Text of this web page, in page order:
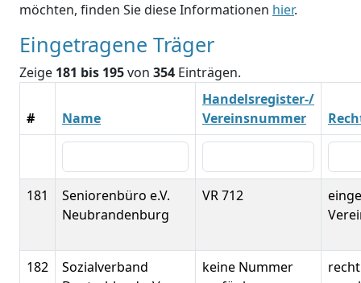
möchten, finden Sie diese Informationen hier.
Eingetragene Träger
Zeige 181 bis 195von 354 Einträgen.
# Name
Handelsregister-/
Vereinsnummer
181
Seniorenbüro e.V.
Neubrandenburg
VR 712
182
Sozialverband
keine Nummer